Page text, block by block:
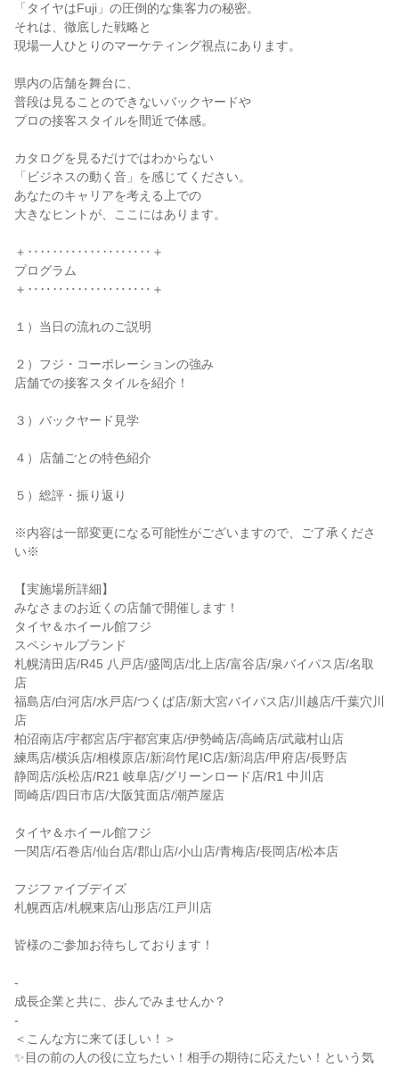
「タイヤはFuji」の圧倒的な集客力の秘密。
それは、徹底した戦略と
現場一人ひとりのマーケティング視点にあります。
県内の店舗を舞台に、
普段は見ることのできないバックヤードや
プロの接客スタイルを間近で体感。
カタログを見るだけではわからない
「ビジネスの動く音」を感じてください。
あなたのキャリアを考える上での
大きなヒントが、ここにはあります。
＋‥‥‥‥‥‥‥‥‥‥＋
プログラム
＋‥‥‥‥‥‥‥‥‥‥＋
１）当日の流れのご説明
２）フジ・コーポレーションの強み
店舗での接客スタイルを紹介！
３）バックヤード見学
４）店舗ごとの特色紹介
５）総評・振り返り
※内容は一部変更になる可能性がございますので、ご了承くださ
い※
【実施場所詳細】
みなさまのお近くの店舗で開催します！
タイヤ＆ホイール館フジ
スペシャルブランド
札幌清田店/R45 八戸店/盛岡店/北上店/富谷店/泉バイパス店/名取
店
福島店/白河店/水戸店/つくば店/新大宮バイパス店/川越店/千葉穴川
店
柏沼南店/宇都宮店/宇都宮東店/伊勢崎店/高崎店/武蔵村山店
練馬店/横浜店/相模原店/新潟竹尾IC店/新潟店/甲府店/長野店
静岡店/浜松店/R21 岐阜店/グリーンロード店/R1 中川店
岡崎店/四日市店/大阪箕面店/潮芦屋店
タイヤ＆ホイール館フジ
一関店/石巻店/仙台店/郡山店/小山店/青梅店/長岡店/松本店
フジファイブデイズ
札幌西店/札幌東店/山形店/江戸川店
皆様のご参加お待ちしております！
-
成長企業と共に、歩んでみませんか？
-
＜こんな方に来てほしい！＞
✨目の前の人の役に立ちたい！相手の期待に応えたい！という気